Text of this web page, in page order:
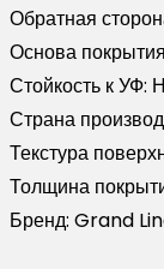
Обратная
Основа
Стойкость к УФ:
Страна
Текстура
Толщина
Бренд: Grand